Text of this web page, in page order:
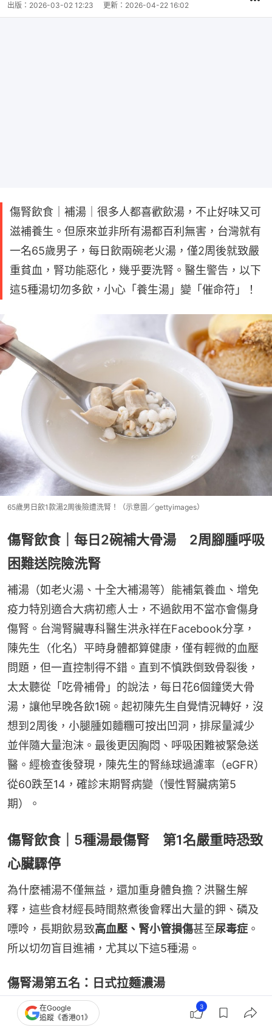
出版： 2026-03-02 12:23 更新： 2026-04-22 16:02
傷腎飲食｜補湯｜很多人都喜歡飲湯，不止好味又可
滋補養生。但原來並非所有湯都百利無害，台灣就有
一名65歲男子，每日飲兩碗老火湯，僅2周後就致嚴
重貧血，腎功能惡化，幾乎要洗腎。醫生警告，以下
這5種湯切勿多飲，小心「養生湯」變「催命符」！
65歲男日飲1款湯2周後險遭洗腎！（示意圖／gettyimages）
傷腎飲食｜每日2碗補大骨湯 2周腳腫呼吸
困難送院險洗腎
補湯（如老火湯、十全大補湯等）能補氣養血、增免
疫力特別適合大病初癒人士，不過飲用不當亦會傷身
傷腎。台灣腎臟專科醫生洪永祥在Facebook分享，
陳先生（化名）平時身體都算健康，僅有輕微的血壓
問題，但一直控制得不錯。直到不慎跌倒致骨裂後，
太太聽從「吃骨補骨」的說法，每日花6個鐘煲大骨
湯，讓他早晚各飲1碗。起初陳先生自覺情況轉好，沒
想到2周後，小腿腫如麵糰可按出凹洞，排尿量減少
並伴隨大量泡沫。最後更因胸悶、呼吸困難被緊急送
醫。經檢查後發現，陳先生的腎絲球過濾率（eGFR）
從60跌至14，確診末期腎病變（慢性腎臟病第5
期）。
傷腎飲食｜5種湯最傷腎 第1名嚴重時恐致
心臟驟停
為什麼補湯不僅無益，還加重身體負擔？洪醫生解
釋，這些食材經長時間熬煮後會釋出大量的鉀、磷及
嘌呤，長期飲易致高血壓、腎小管損傷甚至尿毒症 。
所以切勿盲目進補，尤其以下這5種湯。
傷腎湯第五名：日式拉麵濃湯
根據世衛（WHO）建議，成人每日鈉攝取量不應超過
在Google
追蹤《香港01》
3